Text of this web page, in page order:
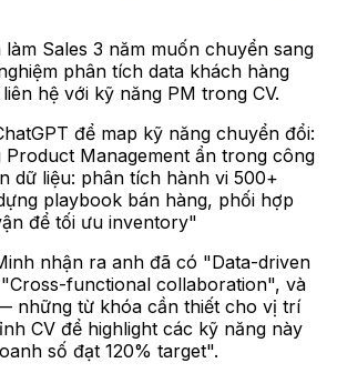
làm Sales 3 năm muốn chuyển sang
phân tích data khách hàng
hệ với kỹ năng PM trong CV.
để map kỹ năng chuyển đổi:
Product Management ẩn trong công
dữ liệu: phân tích hành vi 500+
playbook bán hàng, phối hợp
để tối ưu inventory"
nhận ra anh đã có "Data-driven
functional collaboration", và
những từ khóa cần thiết cho vị trí
CV để highlight các kỹ năng này
số đạt 120% target".